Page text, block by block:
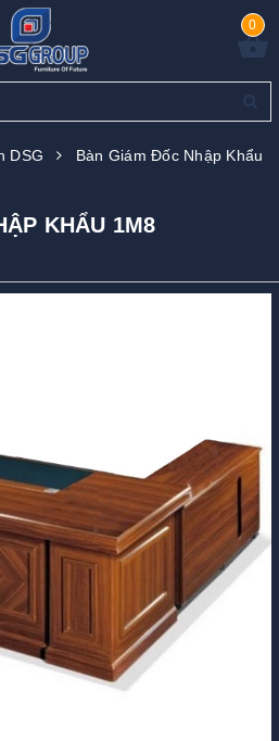
0
DSG
Bàn Giám Đốc Nhập Khẩu
KHẨU 1M8